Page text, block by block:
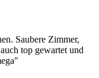
Saubere Zimmer,
top gewartet und